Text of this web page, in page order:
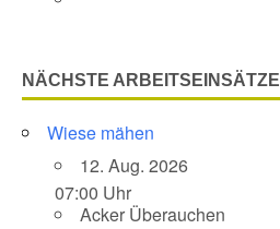
NÄCHSTE ARBEITSEINSÄTZE
Wiese mähen
12. Aug. 2026
07:00 Uhr
Acker Überauchen